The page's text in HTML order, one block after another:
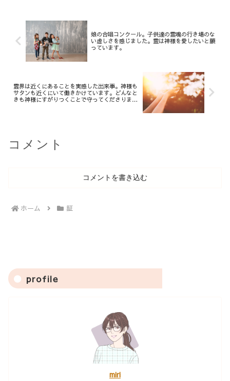
娘の合唱コンクール。子供達の霊魂の行き場のな
い虚しさを感じました。霊は神様を愛したいと願
っています。
霊界は近くにあることを実感した出来事。神様も
サタンも近くにいて働きかけています。どんなと
きも神様にすがりつくことで守ってくださりま
コメント
コメントを書き込む
ホーム 証
profile
miri